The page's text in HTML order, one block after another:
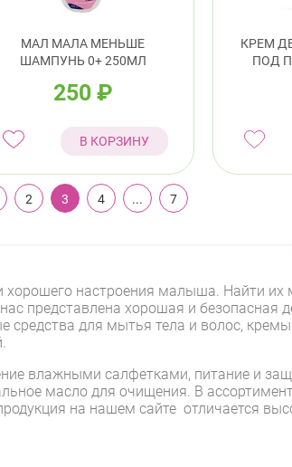
МАЛ МАЛА МЕНЬШЕ
ШАМПУНЬ 0+ 250МЛ
250 ₽
В КОРЗИНУ
КРЕМ
ПОД
2 3 4 ... 7
настроения малыша. Найти их
представлена хорошая и безопасная
средства для мытья тела и волос,
влажными салфетками, питание и
масло для очищения. В
на нашем сайте отличается